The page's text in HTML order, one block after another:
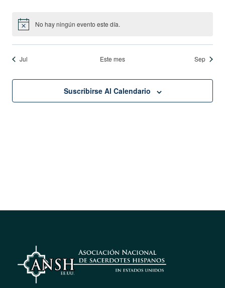
Aviso No hay ningún evento este día.
Jul Este mes Sep
Suscribirse Al Calendario